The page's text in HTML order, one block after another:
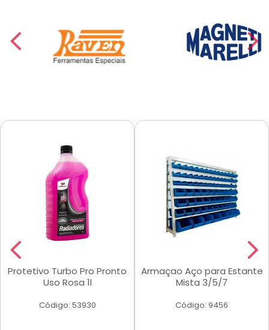
Protetivo Turbo Pro Pronto
Uso Rosa 1l
Código: 53930
Armaçao Aço para Estante
Mista 3/5/7
Código: 9456